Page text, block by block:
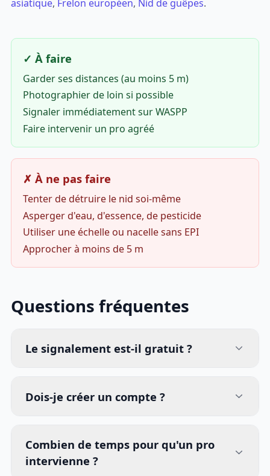
asiatique, Frelon européen, Nid de guêpes.
✓ À faire
Garder ses distances (au moins 5 m)
Photographier de loin si possible
Signaler immédiatement sur WASPP
Faire intervenir un pro agréé
✗ À ne pas faire
Tenter de détruire le nid soi-même
Asperger d'eau, d'essence, de pesticide
Utiliser une échelle ou nacelle sans EPI
Approcher à moins de 5 m
Questions fréquentes
Le signalement est-il gratuit ?
Dois-je créer un compte ?
Combien de temps pour qu'un pro
intervienne ?